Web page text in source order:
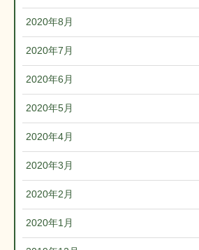
2020年8月
2020年7月
2020年6月
2020年5月
2020年4月
2020年3月
2020年2月
2020年1月